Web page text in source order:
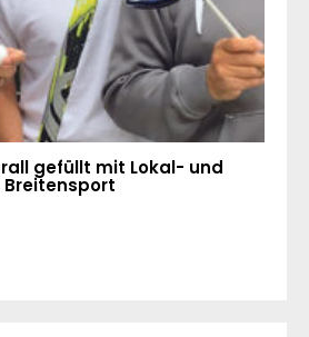
gefüllt mit Lokal- und
Breitensport